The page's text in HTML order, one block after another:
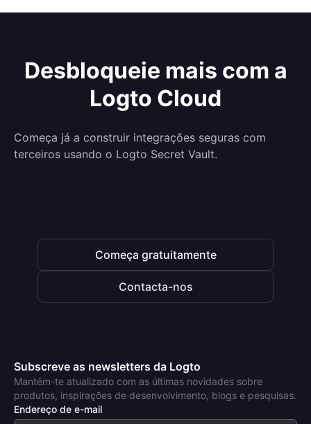
Desbloqueie mais com a
Logto Cloud
Começa já a construir integrações seguras com
terceiros usando o Logto Secret Vault.
Começa gratuitamente
Contacta-nos
Subscreve as newsletters da Logto
Mantém-te atualizado com as últimas novidades sobre
produtos, inspirações de desenvolvimento, blogs e pesquisas.
Endereço de e-mail